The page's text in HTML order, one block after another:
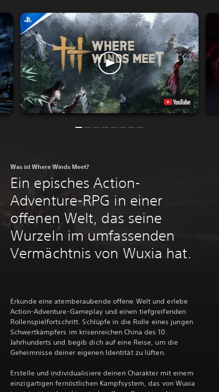
Was ist Where Winds Meet?
Ein episches Action-
Adventure-RPG in einer
offenen Welt, das seine
Wurzeln im umfassenden
Vermächtnis von Wuxia hat.
Erkunde eine atemberaubende offene Welt und erlebe
Action-Adventure-Gameplay und einen tiefgreifenden
Rollenspielfortschritt. Schlüpfe in die Rolle eines jungen
Schwertkämpfers im krisenreichen China des 10.
Jahrhunderts und begib dich auf eine Reise, um die
Geheimnisse deiner eigenen Identität zu lüften.
Erstelle und individualisiere deinen Charakter mit einem
einzigartigen fernöstlichen Kampfsystem, das von Wuxia